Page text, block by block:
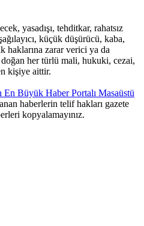
yasadışı, tehditkar, rahatsız
küçük düşürücü, kaba,
haklarına zarar verici ya da
her türlü mali, hukuki, cezai,
kişiye aittir.
Masaüstü
haberlerin telif hakları gazete
kopyalamayınız.